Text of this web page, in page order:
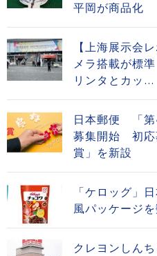
平岡が商品化
【上海展示会
メラ搭載が標
リンタとカッ...
日本郵便 「第
募集開始 初応
賞」を新設
「ケロッグ」
風パッケージ
クレヨンしん